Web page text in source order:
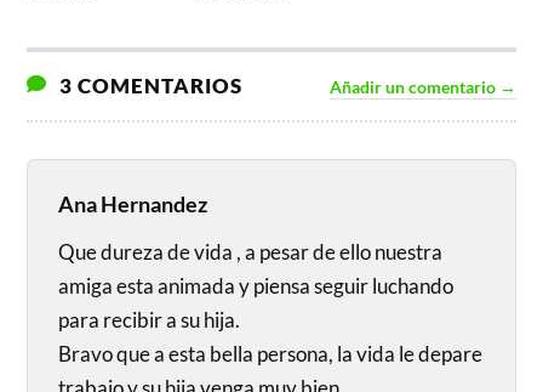
3 COMENTARIOS Añadir un comentario →
Ana Hernandez
Que dureza de vida , a pesar de ello nuestra
amiga esta animada y piensa seguir luchando
para recibir a su hija.
Bravo que a esta bella persona, la vida le depare